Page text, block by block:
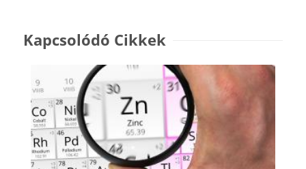
Kapcsolódó Cikkek